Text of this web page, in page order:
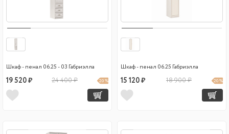
Шкаф - пенал 06.25 - 03 Габриэлла
19 520 ₽ 24 400 ₽ 20 %
Шкаф - пенал 06.25 Габриэлла
15 120 ₽ 18 900 ₽ 20 %